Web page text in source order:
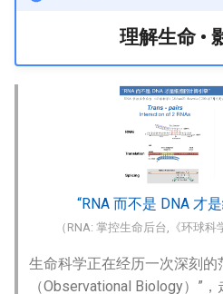
s
理解生命 •
“RNA 而不是 DNA 才是
（RNA: 掌控生命后台,《环球科
生命科学正在经历一次深刻的
（Observational Biology）”